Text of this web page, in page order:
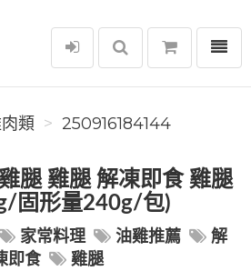
選單
類 250916184144
腿 雞腿 解凍即食 雞腿
固形量240g/包)
家常料理 油雞推薦
解
即食
雞腿